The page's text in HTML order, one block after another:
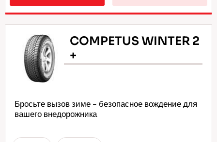
COMPETUS WINTER 2
+
Бросьте вызов зиме - безопасное вождение для
вашего внедорожника